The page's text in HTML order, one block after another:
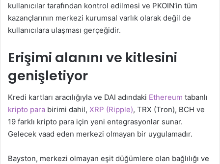
kullanıcılar tarafından kontrol edilmesi ve PKOIN’in tüm
kazançlarının merkezi kurumsal varlık olarak değil de
kullanıcılara ulaşması gerçeğidir.
Erişimi alanını ve kitlesini
genişletiyor
Kredi kartları aracılığıyla ve DAI adındaki Ethereum tabanlı
kripto para birimi dahil, XRP (Ripple), TRX (Tron), BCH ve
19 farklı kripto para için yeni entegrasyonlar sunar.
Gelecek vaad eden merkezi olmayan bir uygulamadır.
Bayston, merkezi olmayan eşit düğümlere olan bağlılığı ve